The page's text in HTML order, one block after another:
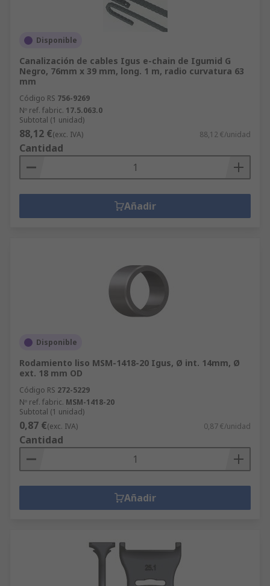
Disponible
Canalización de cables Igus e-chain de Igumid G
Negro, 76mm x 39 mm, long. 1 m, radio curvatura 63
mm
Código RS 756-9269
Nº ref. fabric. 17.5.063.0
Subtotal (1 unidad)
88,12 €(exc. IVA) 88,12 €/unidad
Cantidad
Añadir
Disponible
Rodamiento liso MSM-1418-20 Igus, Ø int. 14mm, Ø
ext. 18 mm OD
Código RS 272-5229
Nº ref. fabric. MSM-1418-20
Subtotal (1 unidad)
0,87 €(exc. IVA) 0,87 €/unidad
Cantidad
Añadir